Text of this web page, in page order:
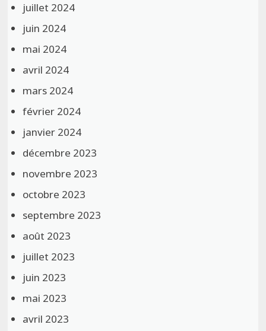
juillet 2024
juin 2024
mai 2024
avril 2024
mars 2024
février 2024
janvier 2024
décembre 2023
novembre 2023
octobre 2023
septembre 2023
août 2023
juillet 2023
juin 2023
mai 2023
avril 2023